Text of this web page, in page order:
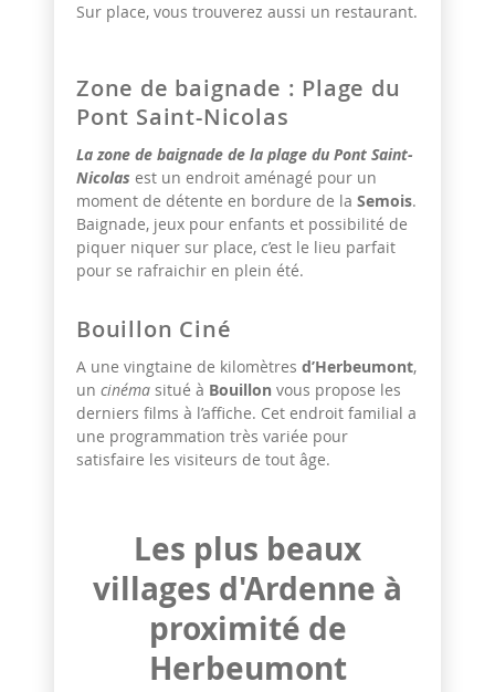
Sur place, vous trouverez aussi un restaurant.
Zone de baignade : Plage du
Pont Saint-Nicolas
La zone de baignade de la plage du Pont Saint-
Nicolas est un endroit aménagé pour un
moment de détente en bordure de la Semois.
Baignade, jeux pour enfants et possibilité de
piquer niquer sur place, c’est le lieu parfait
pour se rafraichir en plein été.
Bouillon Ciné
A une vingtaine de kilomètres d’Herbeumont,
un cinéma situé à Bouillon vous propose les
derniers films à l’affiche. Cet endroit familial a
une programmation très variée pour
satisfaire les visiteurs de tout âge.
Les plus beaux
villages d'Ardenne à
proximité de
Herbeumont